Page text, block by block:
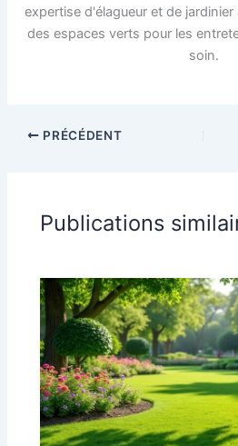
expertise d'élagueur et de
des espaces verts pour les
soin.
PRÉCÉDENT
Publications